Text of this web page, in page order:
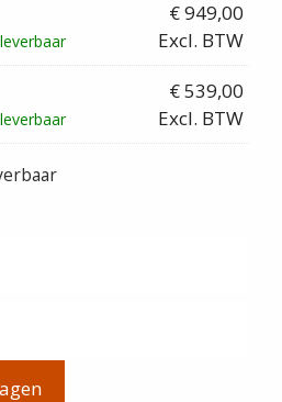
€949,00
Excl. BTW
€539,00
Excl. BTW